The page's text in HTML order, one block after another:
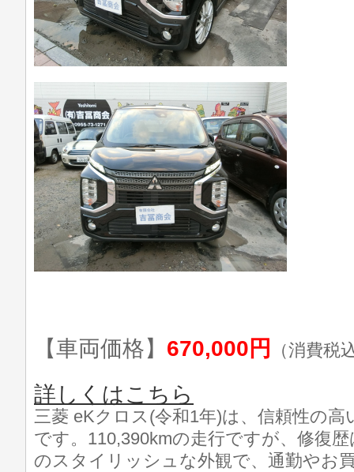
【車両価格】 670,000円 （消費税
詳しくはこちら
三菱 eKクロス(令和1年)は、信頼性の
です。110,390kmの走行ですが、修復
のスタイリッシュな外観で、通勤やお